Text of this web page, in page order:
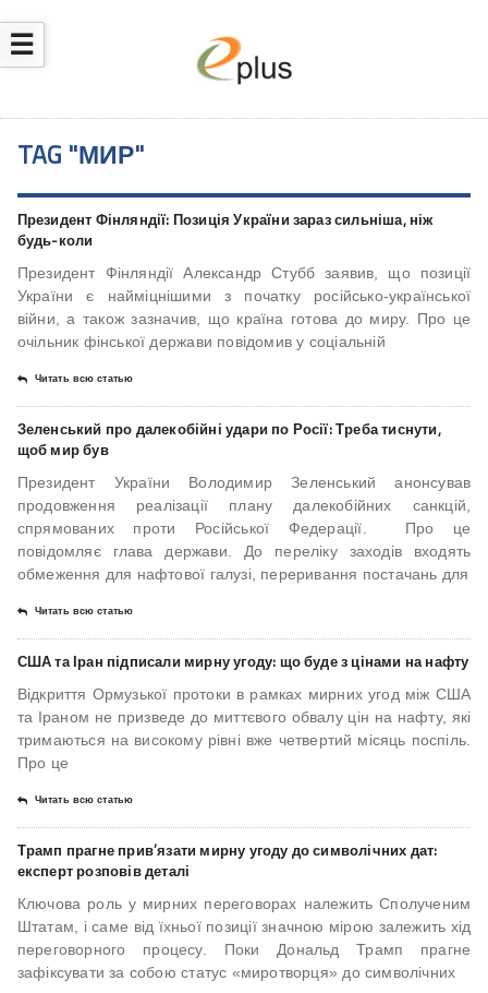
☰
TAG "МИР"
Президент Фінляндії: Позиція України зараз сильніша, ніж
будь-коли
Президент Фінляндії Александр Стубб заявив, що позиції
України є найміцнішими з початку російсько-української
війни, а також зазначив, що країна готова до миру. Про це
очільник фінської держави повідомив у соціальній
Читать всю статью
Зеленський про далекобійні удари по Росії: Треба тиснути,
щоб мир був
Президент України Володимир Зеленський анонсував
продовження реалізації плану далекобійних санкцій,
спрямованих проти Російської Федерації. Про це
повідомляє глава держави. До переліку заходів входять
обмеження для нафтової галузі, переривання постачань для
Читать всю статью
США та Іран підписали мирну угоду: що буде з цінами на нафту
Відкриття Ормузької протоки в рамках мирних угод між США
та Іраном не призведе до миттєвого обвалу цін на нафту, які
тримаються на високому рівні вже четвертий місяць поспіль.
Про це
Читать всю статью
Трамп прагне прив’язати мирну угоду до символічних дат:
експерт розповів деталі
Ключова роль у мирних переговорах належить Сполученим
Штатам, і саме від їхньої позиції значною мірою залежить хід
переговорного процесу. Поки Дональд Трамп прагне
зафіксувати за собою статус «миротворця» до символічних